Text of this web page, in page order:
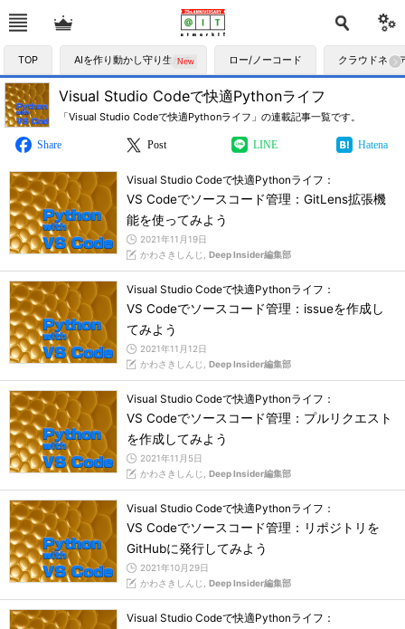
TOP AIを作り動かし守り生かす ロー/ノーコード クラウドネイ
Visual Studio Codeで快適Pythonライフ
「Visual Studio Codeで快適Pythonライフ」の連載記事一覧です。
Share Post LINE Hatena
Visual Studio Codeで快適Pythonライフ：
VS Codeでソースコード管理：GitLens拡張機
能を使ってみよう
2021年11月19日
かわさきしんじ, Deep Insider編集部
Visual Studio Codeで快適Pythonライフ：
VS Codeでソースコード管理：issueを作成し
てみよう
2021年11月12日
かわさきしんじ, Deep Insider編集部
Visual Studio Codeで快適Pythonライフ：
VS Codeでソースコード管理：プルリクエスト
を作成してみよう
2021年11月5日
かわさきしんじ, Deep Insider編集部
Visual Studio Codeで快適Pythonライフ：
VS Codeでソースコード管理：リポジトリを
GitHubに発行してみよう
2021年10月29日
かわさきしんじ, Deep Insider編集部
Visual Studio Codeで快適Pythonライフ：